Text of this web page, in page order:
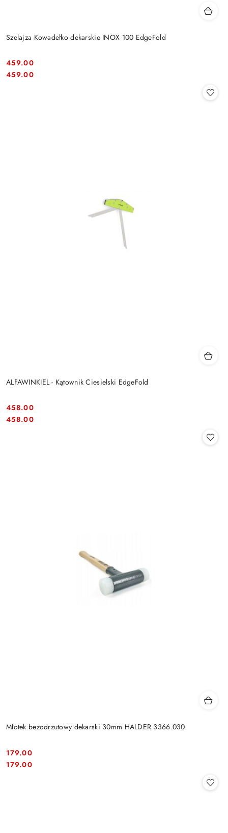
Szelajza Kowadełko dekarskie INOX 100 EdgeFold
Cena:
459.00
Cena:
459.00
ALFAWINKIEL - Kątownik Ciesielski EdgeFold
Cena:
458.00
Cena:
458.00
Młotek bezodrzutowy dekarski 30mm HALDER 3366.030
Cena:
179.00
Cena:
179.00